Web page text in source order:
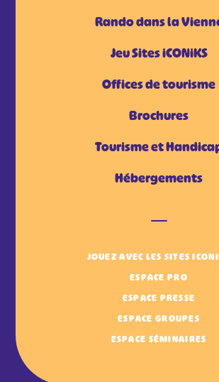
Rando dans la
Jeu Sites iCONiKS
Offices de tourisme
Brochures
Tourisme et
Hébergements
JOUEZ AVEC LES SITES
ESPACE PRO
ESPACE PRESSE
ESPACE GROUPES
ESPACE SÉMINAIRES